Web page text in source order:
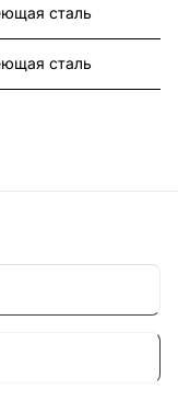
сталь
сталь